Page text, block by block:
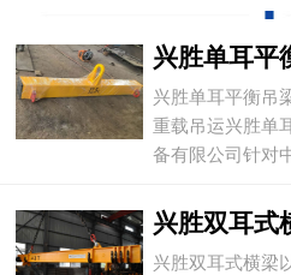
兴胜单耳平衡
重载吊运兴胜单
备有限公司针对
兴胜双耳式横梁